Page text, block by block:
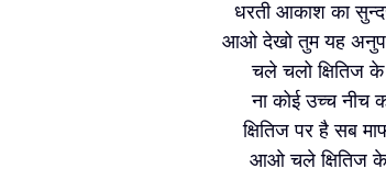
धरती आकाश का
आओ देखो तुम यह
चले चलो क्षितिज के
ना कोई उच्च नीच
क्षितिज पर है सब
आओ चले क्षितिज के